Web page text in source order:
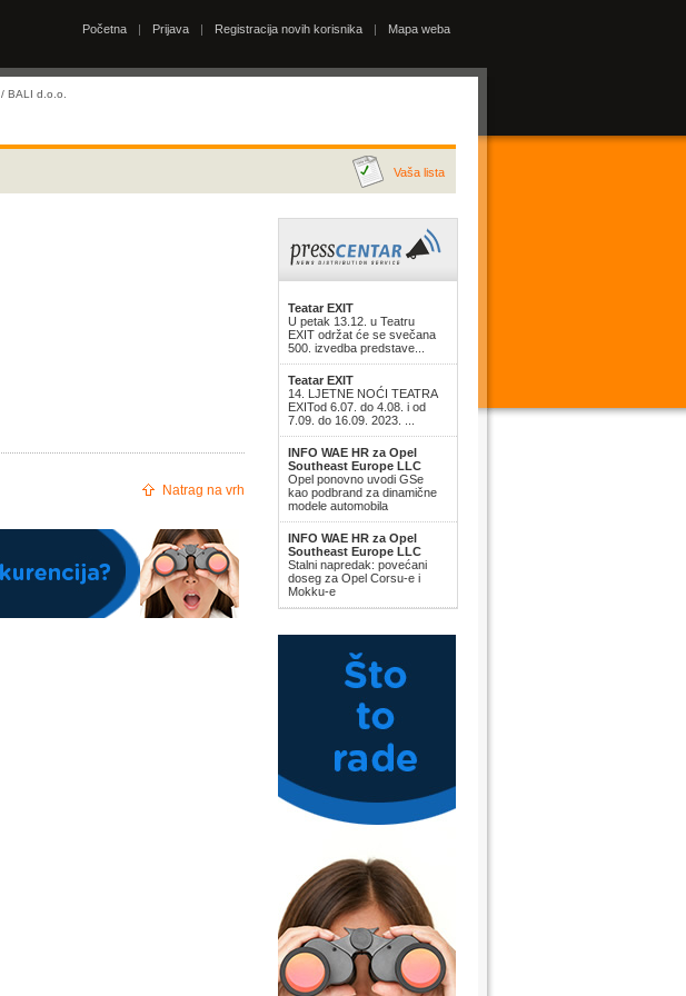
Početna | Prijava | Registracija novih korisnika | Mapa weba
/ BALI d.o.o.
Vaša lista
Natrag na vrh
Teatar EXIT
U petak 13.12. u Teatru
EXIT održat će se svečana
500. izvedba predstave...
Teatar EXIT
14. LJETNE NOĆI TEATRA
EXITod 6.07. do 4.08. i od
7.09. do 16.09. 2023. ...
INFO WAE HR za Opel
Southeast Europe LLC
Opel ponovno uvodi GSe
kao podbrand za dinamične
modele automobila
INFO WAE HR za Opel
Southeast Europe LLC
Stalni napredak: povećani
doseg za Opel Corsu-e i
Mokku-e